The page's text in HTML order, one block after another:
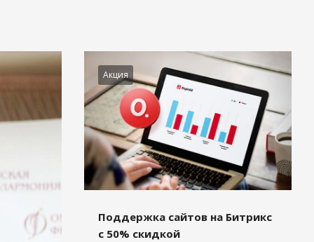
Акция
Поддержка сайтов на Битрикс
с 50% скидкой